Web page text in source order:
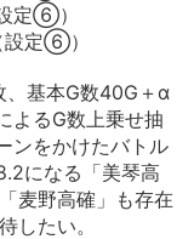
定⑥）
設定⑥）
、基本G数40G＋α
よるG数上乗せ抽
ンをかけたバトル
になる「美琴高
麦野高確」も存在
したい。